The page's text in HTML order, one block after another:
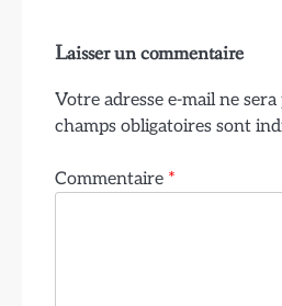
Laisser un commentaire
Votre adresse e-mail ne sera
champs obligatoires sont
Commentaire *